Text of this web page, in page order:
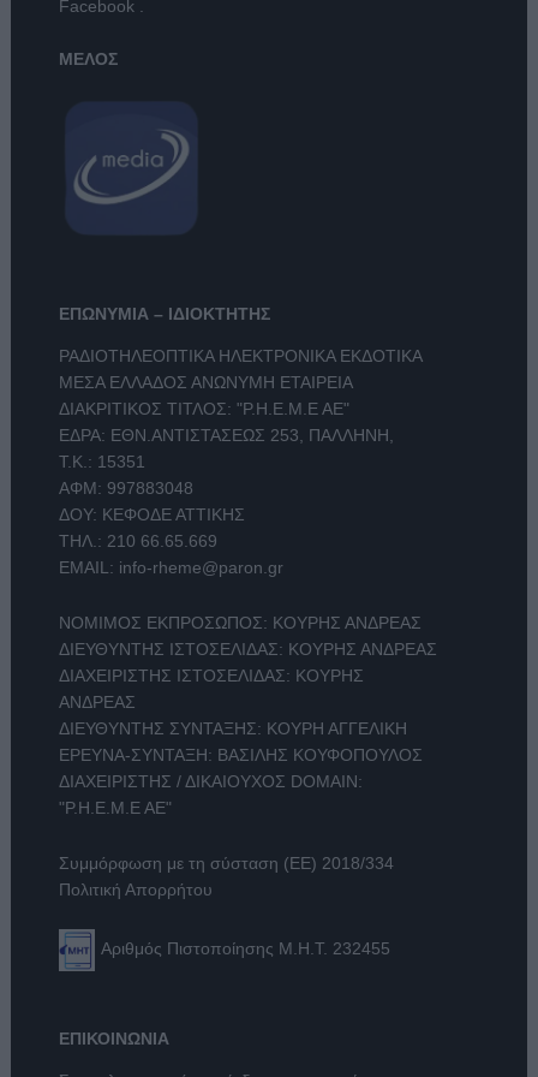
Facebook .
ΜΕΛΟΣ
ΕΠΩΝΥΜΙΑ – ΙΔΙΟΚΤΗΤΗΣ
ΡΑΔΙΟΤΗΛΕΟΠΤΙΚΑ ΗΛΕΚΤΡΟΝΙΚΑ ΕΚΔΟΤΙΚΑ
ΜΕΣΑ ΕΛΛΑΔΟΣ ΑΝΩΝΥΜΗ ΕΤΑΙΡΕΙΑ
ΔΙΑΚΡΙΤΙΚΟΣ ΤΙΤΛΟΣ: "Ρ.Η.Ε.Μ.Ε ΑΕ"
ΕΔΡΑ: ΕΘΝ.ΑΝΤΙΣΤΑΣΕΩΣ 253, ΠΑΛΛΗΝΗ,
Τ.Κ.: 15351
ΑΦΜ: 997883048
ΔΟΥ: ΚΕΦΟΔΕ ΑΤΤΙΚΗΣ
ΤΗΛ.: 210 66.65.669
EMAIL: info-rheme@paron.gr
ΝΟΜΙΜΟΣ ΕΚΠΡΟΣΩΠΟΣ: ΚΟΥΡΗΣ ΑΝΔΡΕΑΣ
ΔΙΕΥΘΥΝΤΗΣ ΙΣΤΟΣΕΛΙΔΑΣ: ΚΟΥΡΗΣ ΑΝΔΡΕΑΣ
ΔΙΑΧΕΙΡΙΣΤΗΣ ΙΣΤΟΣΕΛΙΔΑΣ: ΚΟΥΡΗΣ
ΑΝΔΡΕΑΣ
ΔΙΕΥΘΥΝΤΗΣ ΣΥΝΤΑΞΗΣ: ΚΟΥΡΗ ΑΓΓΕΛΙΚΗ
ΕΡΕΥΝΑ-ΣΥΝΤΑΞΗ: ΒΑΣΙΛΗΣ ΚΟΥΦΟΠΟΥΛΟΣ
ΔΙΑΧΕΙΡΙΣΤΗΣ / ΔΙΚΑΙΟΥΧΟΣ DOMAIN:
"Ρ.Η.Ε.Μ.Ε ΑΕ"
Συμμόρφωση με τη σύσταση (ΕΕ) 2018/334
Πολιτική Απορρήτου
Αριθμός Πιστοποίησης Μ.Η.Τ. 232455
ΕΠΙΚΟΙΝΩΝΙΑ